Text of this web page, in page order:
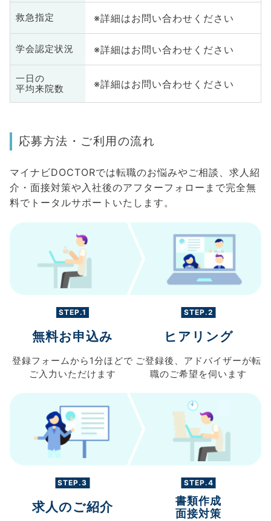
救急指定 ※詳細はお問い合わせください
学会認定状況 ※詳細はお問い合わせください
一日の
平均来院数
※詳細はお問い合わせください
応募方法・ご利用の流れ
マイナビDOCTORでは転職のお悩みやご相談、求人紹
介・面接対策や入社後のアフターフォローまで完全無
料でトータルサポートいたします。
STEP.1
無料お申込み
登録フォームから 1分ほどで
ご入力 いただけます
STEP.2
ヒアリング
ご登録後、 アドバイザーが転
職のご希望を伺います
STEP.3
求人のご紹介
STEP.4
書類作成
面接対策